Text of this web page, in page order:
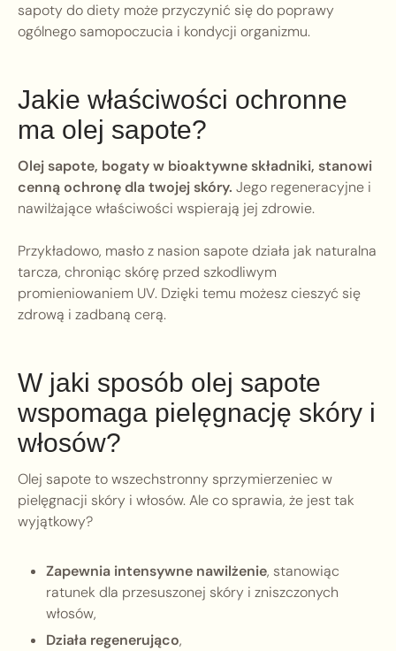
sapoty do diety może przyczynić się do poprawy
ogólnego samopoczucia i kondycji organizmu.
Jakie właściwości ochronne
ma olej sapote?
Olej sapote, bogaty w bioaktywne składniki, stanowi
cenną ochronę dla twojej skóry. Jego regeneracyjne i
nawilżające właściwości wspierają jej zdrowie.
Przykładowo, masło z nasion sapote działa jak naturalna
tarcza, chroniąc skórę przed szkodliwym
promieniowaniem UV. Dzięki temu możesz cieszyć się
zdrową i zadbaną cerą.
W jaki sposób olej sapote
wspomaga pielęgnację skóry i
włosów?
Olej sapote to wszechstronny sprzymierzeniec w
pielęgnacji skóry i włosów. Ale co sprawia, że jest tak
wyjątkowy?
Zapewnia intensywne nawilżenie, stanowiąc
ratunek dla przesuszonej skóry i zniszczonych
włosów,
Działa regenerująco,